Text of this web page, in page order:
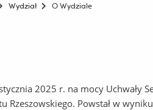
Wydział O Wydziale
2025 r. na mocy Uchwały
Powstał w